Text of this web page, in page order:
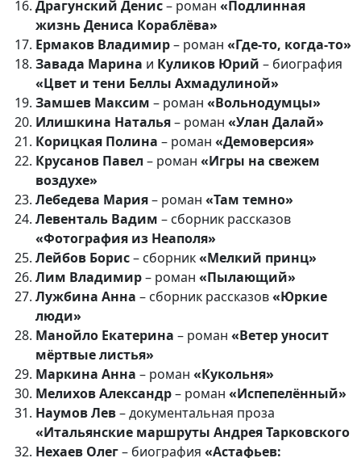
Драгунский Денис– роман «Подлинная
жизнь Дениса Кораблёва»
Ермаков Владимир– роман «Где-то, когда-то»
Завада Марина и Куликов Юрий – биография
«Цвет и тени Беллы Ахмадулиной»
Замшев Максим – роман «Вольнодумцы»
Илишкина Наталья– роман «Улан Далай»
Корицкая Полина – роман «Демоверсия»
Крусанов Павел – роман «Игры на свежем
воздухе»
Лебедева Мария– роман «Там темно»
Левенталь Вадим – сборник рассказов
«Фотография из Неаполя»
Лейбов Борис– сборник«Мелкий принц»
Лим Владимир– роман «Пылающий»
Лужбина Анна – сборник рассказов«Юркие
люди»
Манойло Екатерина – роман «Ветер уносит
мёртвые листья»
Маркина Анна – роман «Кукольня»
Мелихов Александр– роман «Испепелённый»
Наумов Лев– документальная проза
«Итальянские маршруты Андрея Тарковского
Нехаев Олег– биография «Астафьев: